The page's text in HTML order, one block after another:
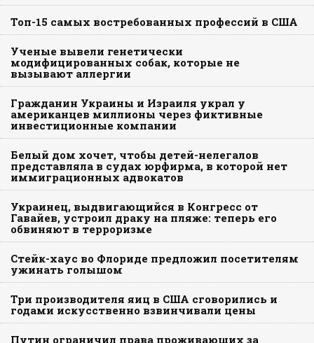
Топ-15 самых востребованных профессий в США
Ученые вывели генетически
модифицированных собак, которые не
вызывают аллергии
Гражданин Украины и Израиля украл у
американцев миллионы через фиктивные
инвестиционные компании
Белый дом хочет, чтобы детей-нелегалов
представляла в судах юрфирма, в которой нет
иммиграционных адвокатов
Украинец, выдвигающийся в Конгресс от
Гавайев, устроил драку на пляже: теперь его
обвиняют в терроризме
Стейк-хаус во Флориде предложил посетителям
ужинать голышом
Три производителя яиц в США сговорились и
годами искусственно взвинчивали цены
Путин ограничил права проживающих за